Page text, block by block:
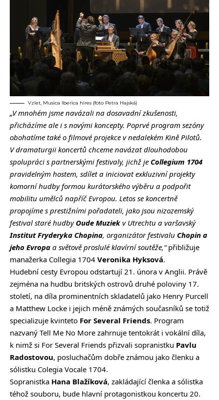
Vzlet, Musica Iberica hires (foto Petra Hajská)
„V mnohém jsme navázali na dosavadní zkušenosti,
přicházíme ale i s novými koncepty. Poprvé program sezóny
obohatíme také o filmové projekce v nedalekém Kině Pilotů.
V dramaturgii koncertů chceme navázat dlouhodobou
spolupráci s partnerskými festivaly, jichž je Collegium 1704
pravidelným hostem, sdílet a iniciovat exkluzivní projekty
komorní hudby formou kurátorského výběru a podpořit
mobilitu umělců napříč Evropou. Letos se koncertně
propojíme s prestižními pořadateli, jako jsou nizozemský
festival staré hudbyOude Muziek v Utrechtu a varšavský
Institut Fryderyka Chopina, organizátor festivalu Chopin a
jeho Evropa a světově proslulé klavírní soutěže,“přibližuje
manažerka Collegia 1704 Veronika Hyksová.
Hudební cesty Evropou odstartují 21. února v Anglii. Právě
zejména na hudbu britských ostrovů druhé poloviny 17.
století, na díla prominentních skladatelů jako Henry Purcell
a Matthew Locke i jejich méně známých současníků se totiž
specializuje kvinteto For Several Friends. Program
nazvaný Tell Me No More zahrnuje tentokrát i vokální díla,
k nimž si For Several Friends přizvali sopranistku Pavlu
Radostovou, posluchačům dobře známou jako členku a
sólistku Colegia Vocale 1704.
Sopranistka Hana Blažíková, zakládající členka a sólistka
téhož souboru, bude hlavní protagonistkou koncertu 20.